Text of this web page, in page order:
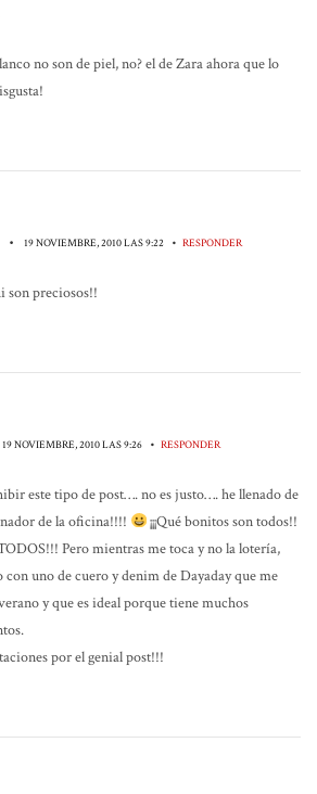
no son de piel, no? el de Zara ahora que lo
• 19 NOVIEMBRE, 2010 LAS 9:22 • RESPONDER
son preciosos!!
19 NOVIEMBRE, 2010 LAS 9:26 • RESPONDER
este tipo de post…. no es justo…. he llenado de
de la oficina!!!!
¡¡¡Qué bonitos son todos!!
TODOS!!! Pero mientras me toca y no la lotería,
uno de cuero y denim de Dayaday que me
y que es ideal porque tiene muchos
por el genial post!!!